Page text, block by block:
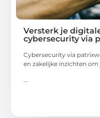
Versterk je
cybersecurity via
Cybersecurity via
en zakelijke inzichten
...